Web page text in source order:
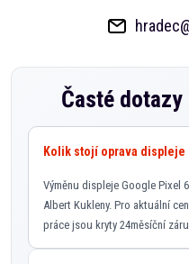
Časté
Kolik stojí oprava displeje
Výměnu displeje Google Pixel
Albert Kukleny. Pro aktuální
práce jsou kryty 24měsíční